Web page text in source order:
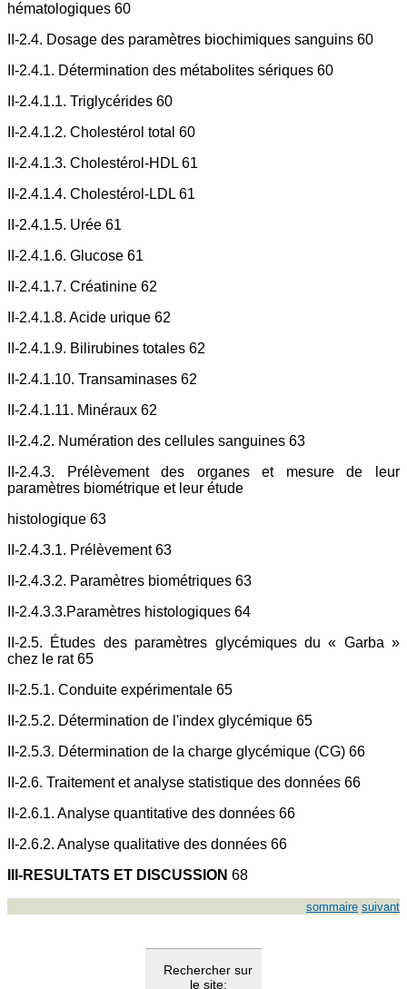
hématologiques 60
II-2.4. Dosage des paramètres biochimiques sanguins 60
II-2.4.1. Détermination des métabolites sériques 60
II-2.4.1.1. Triglycérides 60
II-2.4.1.2. Cholestérol total 60
II-2.4.1.3. Cholestérol-HDL 61
II-2.4.1.4. Cholestérol-LDL 61
II-2.4.1.5. Urée 61
II-2.4.1.6. Glucose 61
II-2.4.1.7. Créatinine 62
II-2.4.1.8. Acide urique 62
II-2.4.1.9. Bilirubines totales 62
II-2.4.1.10. Transaminases 62
II-2.4.1.11. Minéraux 62
II-2.4.2. Numération des cellules sanguines 63
II-2.4.3. Prélèvement des organes et mesure de leur
paramètres biométrique et leur étude
histologique 63
II-2.4.3.1. Prélèvement 63
II-2.4.3.2. Paramètres biométriques 63
II-2.4.3.3.Paramètres histologiques 64
II-2.5. Études des paramètres glycémiques du « Garba »
chez le rat 65
II-2.5.1. Conduite expérimentale 65
II-2.5.2. Détermination de l'index glycémique 65
II-2.5.3. Détermination de la charge glycémique (CG) 66
II-2.6. Traitement et analyse statistique des données 66
II-2.6.1. Analyse quantitative des données 66
II-2.6.2. Analyse qualitative des données 66
III-RESULTATS ET DISCUSSION 68
sommaire suivant
Rechercher sur
le site: